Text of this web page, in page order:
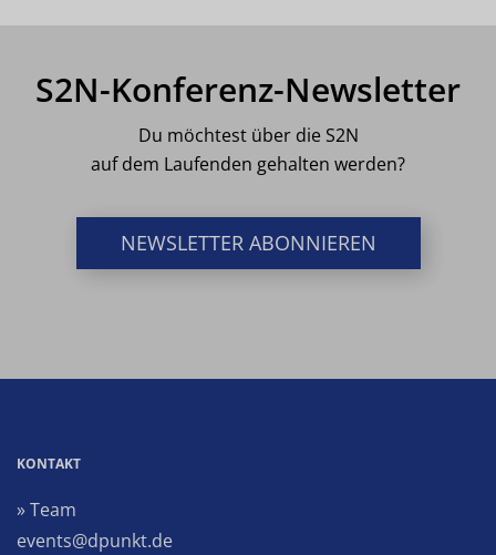
S2N-Konferenz-Newsletter
Du möchtest über die S2N
auf dem Laufenden gehalten werden?
NEWSLETTER ABONNIEREN
KONTAKT
» Team
events@dpunkt.de